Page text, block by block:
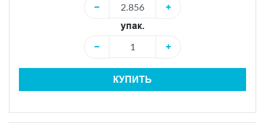
−
+
упак.
−
+
КУПИТЬ